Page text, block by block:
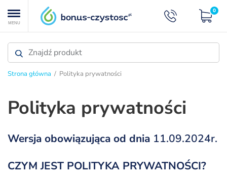
MENU
0
Strona główna / Polityka prywatności
Polityka prywatności
Wersja obowiązująca od dnia 11.09.2024r.
CZYM JEST POLITYKA PRYWATNOŚCI?